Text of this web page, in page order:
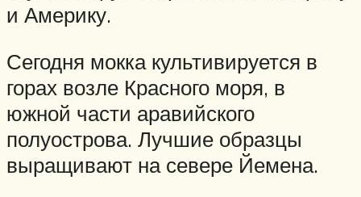
и Америку.
Сегодня мокка культивируется в
горах возле Красного моря, в
южной части аравийского
полуострова. Лучшие образцы
выращивают на севере Йемена.